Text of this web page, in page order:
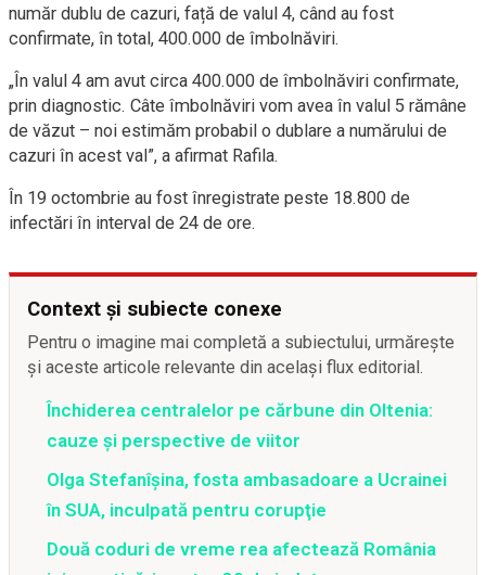
număr dublu de cazuri, față de valul 4, când au fost
confirmate, în total, 400.000 de îmbolnăviri.
„În valul 4 am avut circa 400.000 de îmbolnăviri confirmate,
prin diagnostic. Câte îmbolnăviri vom avea în valul 5 rămâne
de văzut – noi estimăm probabil o dublare a numărului de
cazuri în acest val”, a afirmat Rafila.
În 19 octombrie au fost înregistrate peste 18.800 de
infectări în interval de 24 de ore.
Context și subiecte conexe
Pentru o imagine mai completă a subiectului, urmărește
și aceste articole relevante din același flux editorial.
Închiderea centralelor pe cărbune din Oltenia:
cauze și perspective de viitor
Olga Stefanîşina, fosta ambasadoare a Ucrainei
în SUA, inculpată pentru corupţie
Două coduri de vreme rea afectează România